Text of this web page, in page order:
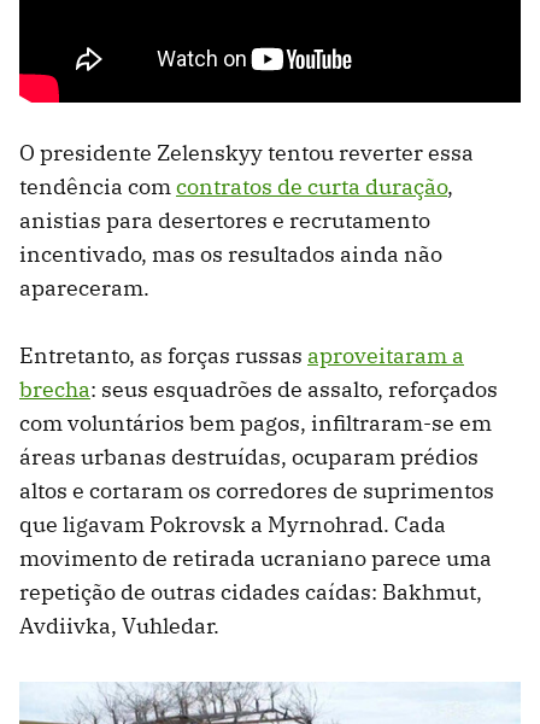
O presidente Zelenskyy tentou reverter essa
tendência comcontratos de curta duração,
anistias para desertores e recrutamento
incentivado, mas os resultados ainda não
apareceram.
Entretanto, as forças russas aproveitaram a
brecha: seus esquadrões de assalto, reforçados
com voluntários bem pagos, infiltraram-se em
áreas urbanas destruídas, ocuparam prédios
altos e cortaram os corredores de suprimentos
que ligavam Pokrovsk a Myrnohrad. Cada
movimento de retirada ucraniano parece uma
repetição de outras cidades caídas: Bakhmut,
Avdiivka, Vuhledar.